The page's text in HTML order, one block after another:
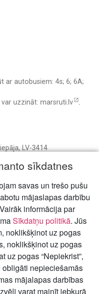
ar autobusiem: 4s; 6; 6A;
uzzināt: marsruti.lv .
LV-3414
centrs
sīkdatnes
savas un trešo pušu
mājaslapas darbību
informācija par
Sīkdatņu politikā. Jūs
noklikšķinot uz pogas
noklikšķinot uz pogas
uz pogas “Nepiekrist”,
nepieciešamās
mājalapas darbības
varat mainīt jebkurā